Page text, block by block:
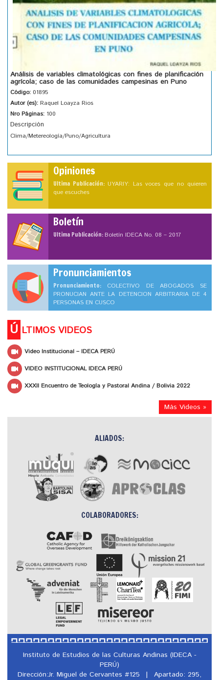
Análisis de variables climatológicas con fines de planificación
agrícola; caso de las comunidades campesinas en Puno
Código: 01895
Autor (es): Raquel Loayza Rios
Nro Páginas: 100
Descripción
Clima/Metereología/Puno/Agricultura
Opiniones
Ultima Publicación: UYARIY: Las voces que no quieren
que escuches
Boletín
Ultima Publicación:Boletín IDECA No. 08 – 2017
Pronunciamientos
Pronunciamiento: COLECTIVO DE ABOGADOS SE
PRONUCIAN ANTE LA DETENCION ARBITRARIA DE 4
PERSONAS EN CUSCO
Ú LTIMOS VIDEOS
Video Institucional – IDECA PERÚ
VIDEO INSTITUCIONAL IDECA PERÚ
XXXII Encuentro de Teología y Pastoral Andina / Bolivia 2022
Más Videos »
ALIADOS:
COLABORADORES:
Instituto de Estudios de las Culturas Andinas (IDECA -
PERÚ)
Dirección:Jr. Miguel de Cervantes #125
|
Apartado: 295,